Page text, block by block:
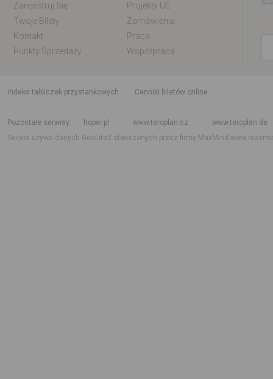
Zarejestruj Się
Projekty UE
Twoje Bilety
Zamówienia
Kontakt
Praca
Punkty Sprzedaży
Współpraca
indeks tabliczek przystankowych
Cenniki biletów online
Pozostałe serwisy
hoper.pl www.teroplan.cz
www.teroplan.de
Serwis używa danych GeoLite2 stworzonych przez firmę MaxMind